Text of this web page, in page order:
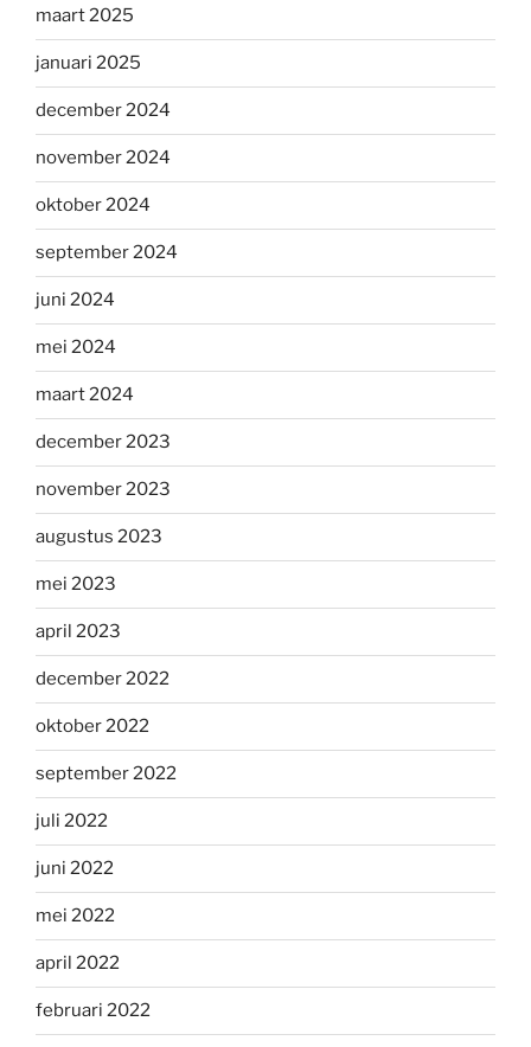
maart 2025
januari 2025
december 2024
november 2024
oktober 2024
september 2024
juni 2024
mei 2024
maart 2024
december 2023
november 2023
augustus 2023
mei 2023
april 2023
december 2022
oktober 2022
september 2022
juli 2022
juni 2022
mei 2022
april 2022
februari 2022